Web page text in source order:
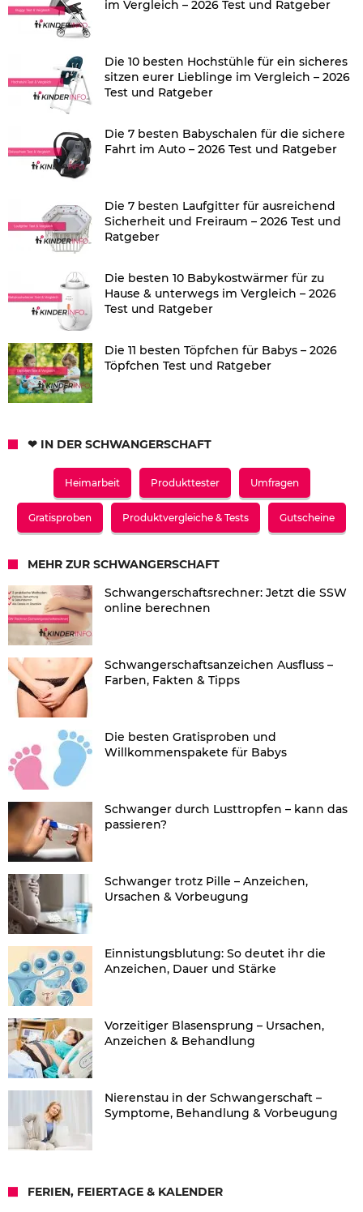
im Vergleich – 2026 Test und Ratgeber
Die 10 besten Hochstühle für ein sicheres
sitzen eurer Lieblinge im Vergleich – 2026
Test und Ratgeber
Die 7 besten Babyschalen für die sichere
Fahrt im Auto – 2026 Test und Ratgeber
Die 7 besten Laufgitter für ausreichend
Sicherheit und Freiraum – 2026 Test und
Ratgeber
Die besten 10 Babykostwärmer für zu
Hause & unterwegs im Vergleich – 2026
Test und Ratgeber
Die 11 besten Töpfchen für Babys – 2026
Töpfchen Test und Ratgeber
❤ IN DER SCHWANGERSCHAFT
Heimarbeit Produkttester Umfragen
Gratisproben Produktvergleiche & Tests Gutscheine
MEHR ZUR SCHWANGERSCHAFT
Schwangerschaftsrechner: Jetzt die SSW
online berechnen
Schwangerschaftsanzeichen Ausfluss –
Farben, Fakten & Tipps
Die besten Gratisproben und
Willkommenspakete für Babys
Schwanger durch Lusttropfen – kann das
passieren?
Schwanger trotz Pille – Anzeichen,
Ursachen & Vorbeugung
Einnistungsblutung: So deutet ihr die
Anzeichen, Dauer und Stärke
Vorzeitiger Blasensprung – Ursachen,
Anzeichen & Behandlung
Nierenstau in der Schwangerschaft –
Symptome, Behandlung & Vorbeugung
FERIEN, FEIERTAGE & KALENDER